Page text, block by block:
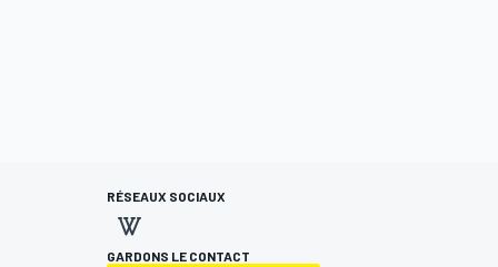
RÉSEAUX SOCIAUX
GARDONS LE CONTACT